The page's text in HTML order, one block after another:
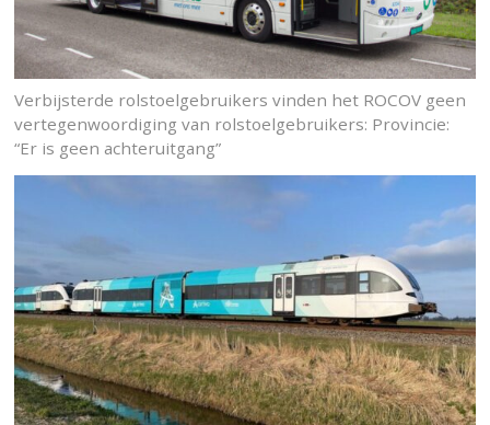
Verbijsterde rolstoelgebruikers vinden het ROCOV geen
vertegenwoordiging van rolstoelgebruikers: Provincie:
“Er is geen achteruitgang”